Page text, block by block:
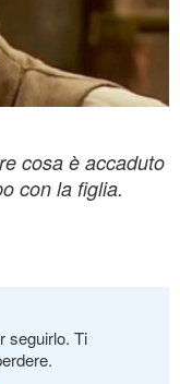
cosa è accaduto
con la figlia.
seguirlo. Ti